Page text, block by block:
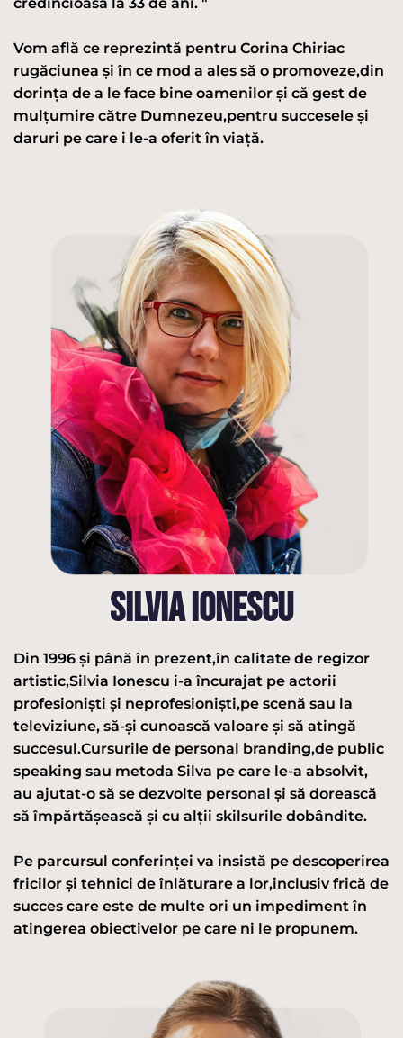
Vom află ce reprezintă pentru Corina Chiriac
rugăciunea și în ce mod a ales să o promoveze,din
dorința de a le face bine oamenilor și că gest de
mulțumire către Dumnezeu,pentru succesele și
daruri pe care i le-a oferit în viață.
SILVIA IONESCU
Din 1996 și până în prezent,în calitate de regizor
artistic,Silvia Ionescu i-a încurajat pe actorii
profesioniști și neprofesioniști,pe scenă sau la
televiziune, să-și cunoască valoare și să atingă
succesul.Cursurile de personal branding,de public
speaking sau metoda Silva pe care le-a absolvit,
au ajutat-o să se dezvolte personal și să dorească
să împărtășească și cu alții skilsurile dobândite.
Pe parcursul conferinței va insistă pe descoperirea
fricilor și tehnici de înlăturare a lor,inclusiv frică de
succes care este de multe ori un impediment în
atingerea obiectivelor pe care ni le propunem.